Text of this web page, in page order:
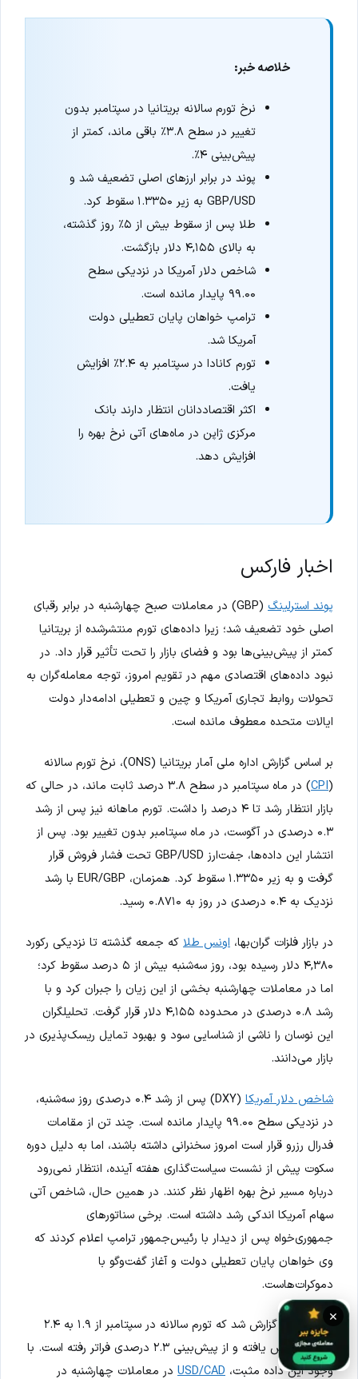
خلاصه خبر:
نرخ تورم سالانه بریتانیا در سپتامبر بدون
تغییر در سطح ۳.۸٪ باقی ماند، کمتر از
پیش‌بینی ۴٪.
پوند در برابر ارزهای اصلی تضعیف شد و
GBP/USD به زیر ۱.۳۳۵۰ سقوط کرد.
طلا پس از سقوط بیش از ۵٪ روز گذشته،
به بالای ۴,۱۵۵ دلار بازگشت.
شاخص دلار آمریکا در نزدیکی سطح
۹۹.۰۰ پایدار مانده است.
ترامپ خواهان پایان تعطیلی دولت
آمریکا شد.
تورم کانادا در سپتامبر به ۲.۴٪ افزایش
یافت.
اکثر اقتصاددانان انتظار دارند بانک
مرکزی ژاپن در ماه‌های آتی نرخ بهره را
افزایش دهد.
اخبار فارکس
پوند استرلینگ
(GBP) در معاملات صبح چهارشنبه در برابر رقبای
اصلی خود تضعیف شد؛ زیرا داده‌های تورم منتشرشده از بریتانیا
کمتر از پیش‌بینی‌ها بود و فضای بازار را تحت تأثیر قرار داد. در
نبود داده‌های اقتصادی مهم در تقویم امروز، توجه معامله‌گران به
تحولات روابط تجاری آمریکا و چین و تعطیلی ادامه‌دار دولت
ایالات متحده معطوف مانده است.
بر اساس گزارش اداره ملی آمار بریتانیا (ONS)، نرخ تورم سالانه
(
CPI
) در ماه سپتامبر در سطح ۳.۸ درصد ثابت ماند، در حالی که
بازار انتظار رشد تا ۴ درصد را داشت. تورم ماهانه نیز پس از رشد
۰.۳ درصدی در آگوست، در ماه سپتامبر بدون تغییر بود. پس از
انتشار این داده‌ها، جفت‌ارز GBP/USD تحت فشار فروش قرار
گرفت و به زیر ۱.۳۳۵۰ سقوط کرد. همزمان، EUR/GBP با رشد
نزدیک به ۰.۴ درصدی در روز به ۰.۸۷۱۰ رسید.
در بازار فلزات گران‌بها، اونس طلا که جمعه گذشته تا نزدیکی رکورد
۴,۳۸۰ دلار رسیده بود، روز سه‌شنبه بیش از ۵ درصد سقوط کرد؛
اما در معاملات چهارشنبه بخشی از این زیان را جبران کرد و با
رشد ۰.۸ درصدی در محدوده ۴,۱۵۵ دلار قرار گرفت. تحلیلگران
این نوسان را ناشی از شناسایی سود و بهبود تمایل ریسک‌پذیری در
بازار می‌دانند.
شاخص دلار آمریکا
(DXY) پس از رشد ۰.۴ درصدی روز سه‌شنبه،
در نزدیکی سطح ۹۹.۰۰ پایدار مانده است. چند تن از مقامات
فدرال رزرو قرار است امروز سخنرانی داشته باشند، اما به دلیل دوره
سکوت پیش از نشست سیاست‌گذاری هفته آینده، انتظار نمی‌رود
درباره مسیر نرخ بهره اظهار نظر کنند. در همین حال، شاخص آتی
سهام آمریکا اندکی رشد داشته است. برخی سناتورهای
جمهوری‌خواه پس از دیدار با رئیس‌جمهور ترامپ اعلام کردند که
وی خواهان پایان تعطیلی دولت و آغاز گفت‌وگو با
دموکرات‌هاست.
از کانادا نیز گزارش شد که تورم سالانه در سپتامبر از ۱.۹ به ۲.۴
درصد افزایش یافته و از پیش‌بینی ۲.۳ درصدی فراتر رفته است. با
وجود این داده مثبت، USD/CAD در معاملات چهارشنبه در
×